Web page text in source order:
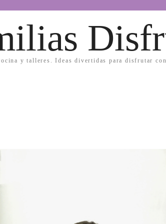
y talleres. Ideas divertidas para disfrutar